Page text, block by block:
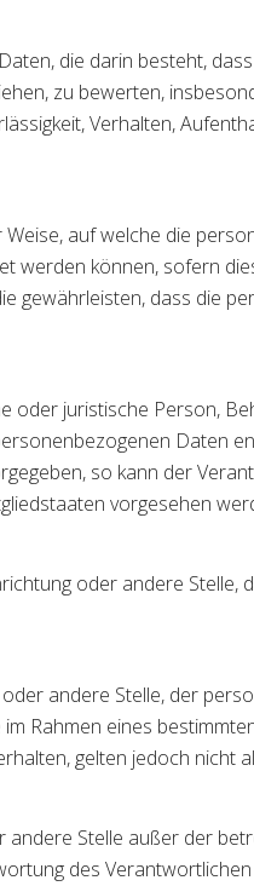
die darin besteht,
zu bewerten,
Verhalten,
auf welche die
werden können, sofern
gewährleisten, dass die
juristische Person,
Daten
so kann der
vorgesehen
oder andere Stelle,
andere Stelle, der
Rahmen eines
gelten jedoch nicht
Stelle außer der
des